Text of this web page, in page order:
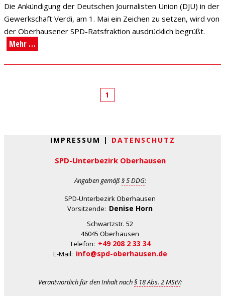
Die Ankündigung der Deutschen Journalisten Union (DJU) in der
Gewerkschaft Verdi, am 1. Mai ein Zeichen zu setzen, wird von
der Oberhausener SPD-Ratsfraktion ausdrücklich begrüßt.
Mehr …
1
IMPRESSUM | DATENSCHUTZ
SPD-Unterbezirk Oberhausen
Angaben gemäß § 5 DDG:
SPD-Unterbezirk Oberhausen
Vorsitzende: Denise Horn
Schwartzstr. 52
46045 Oberhausen
Telefon: +49 208 2 33 34
E-Mail: info@spd-oberhausen.de
Verantwortlich für den Inhalt nach§ 18 Abs. 2 MStV: